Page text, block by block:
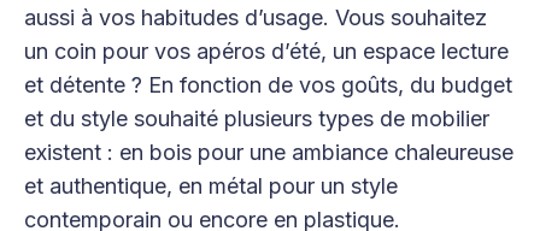
aussi à vos habitudes d’usage. Vous souhaitez
un coin pour vos apéros d’été, un espace lecture
et détente ? En fonction de vos goûts, du budget
et du style souhaité plusieurs types de mobilier
existent : en bois pour une ambiance chaleureuse
et authentique, en métal pour un style
contemporain ou encore en plastique.